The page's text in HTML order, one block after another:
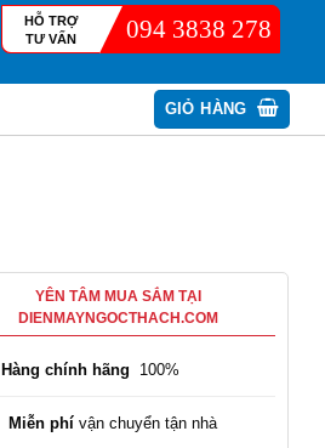
HỖ TRỢ
TƯ VẤN
094 3838 278
GIỎ HÀNG
YÊN TÂM MUA SẮM TẠI
DIENMAYNGOCTHACH.COM
Hàng chính hãng 100%
Miễn phívận chuyển tận nhà